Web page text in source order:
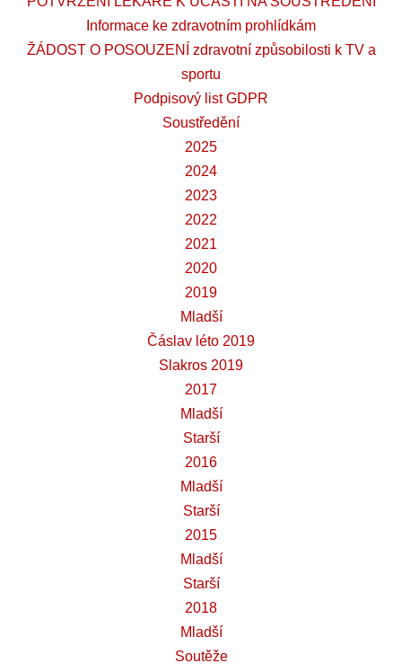
Informace ke zdravotním prohlídkám
ŽÁDOST O POSOUZENÍ zdravotní způsobilosti k TV a
sportu
Podpisový list GDPR
Soustředění
2025
2024
2023
2022
2021
2020
2019
Mladší
Čáslav léto 2019
Slakros 2019
2017
Mladší
Starší
2016
Mladší
Starší
2015
Mladší
Starší
2018
Mladší
Soutěže